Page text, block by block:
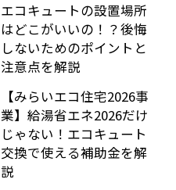
エコキュートの設置場所
はどこがいいの！？後悔
しないためのポイントと
注意点を解説
【みらいエコ住宅2026事
業】給湯省エネ2026だけ
じゃない！エコキュート
交換で使える補助金を解
説